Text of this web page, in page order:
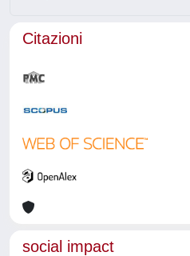
Citazioni
social impact